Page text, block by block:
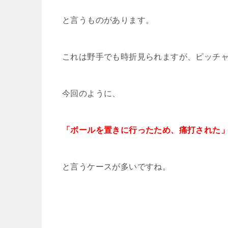
と言うものがあります。
これは野手でも時折見られますが、ピッチ
今回のように、
「ボールを置きに行ったため、痛打された」
と言うケースが多いですね。